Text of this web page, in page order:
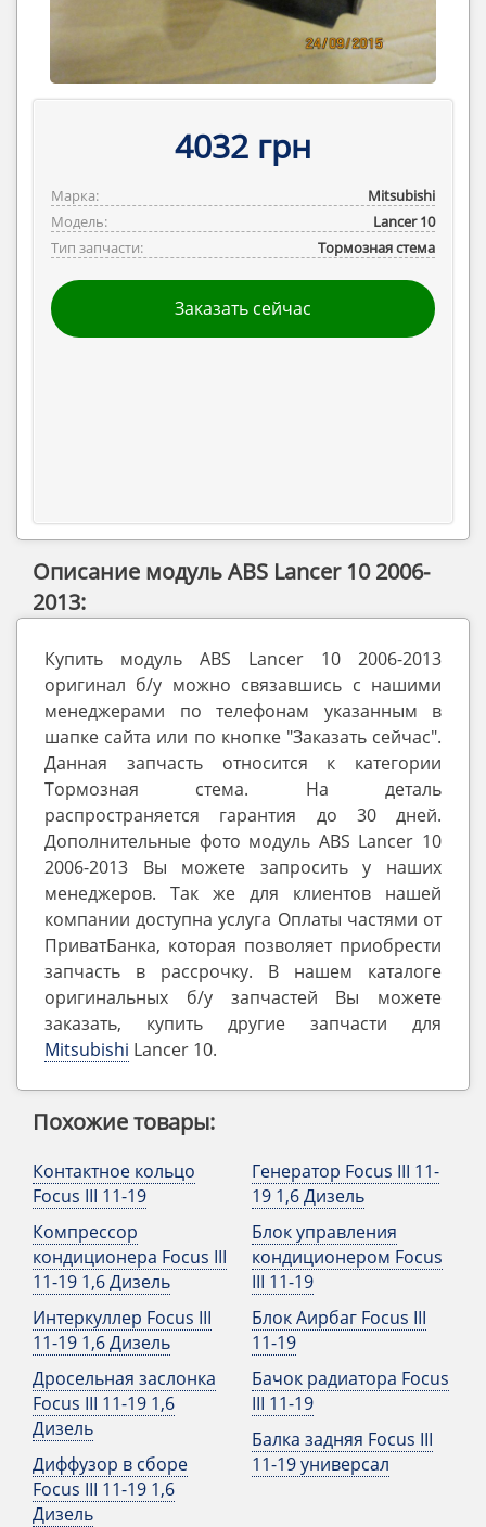
4032 грн
Марка:
Mitsubishi
Модель:
Lancer 10
Тип запчасти:
Тормозная стема
Заказать сейчас
Описание модуль ABS Lancer 10 2006-
2013:
Купить модуль ABS Lancer 10 2006-2013
оригинал б/у можно связавшись с нашими
менеджерами по телефонам указанным в
шапке сайта или по кнопке "Заказать сейчас".
Данная запчасть относится к категории
Тормозная стема. На деталь
распространяется гарантия до 30 дней.
Дополнительные фото модуль ABS Lancer 10
2006-2013 Вы можете запросить у наших
менеджеров. Так же для клиентов нашей
компании доступна услуга Оплаты частями от
ПриватБанка, которая позволяет приобрести
запчасть в рассрочку. В нашем каталоге
оригинальных б/у запчастей Вы можете
заказать, купить другие запчасти для
Mitsubishi Lancer 10.
Похожие товары:
Контактное кольцо
Focus III 11-19
Компрессор
кондиционера Focus III
11-19 1,6 Дизель
Интеркуллер Focus III
11-19 1,6 Дизель
Дросельная заслонка
Focus III 11-19 1,6
Дизель
Диффузор в сборе
Focus III 11-19 1,6
Дизель
Генератор Focus III 11-
19 1,6 Дизель
Блок управления
кондиционером Focus
III 11-19
Блок Аирбаг Focus III
11-19
Бачок радиатора Focus
III 11-19
Балка задняя Focus III
11-19 универсал